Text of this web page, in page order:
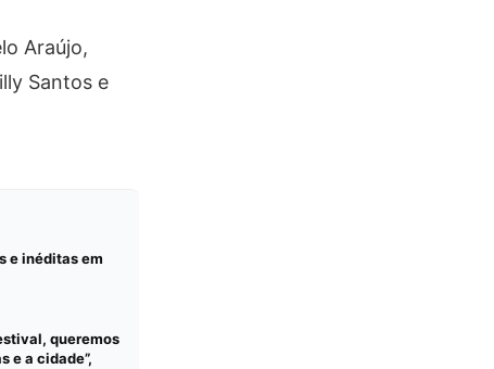
Araújo,
Santos e
e inéditas em
queremos
e a cidade”,